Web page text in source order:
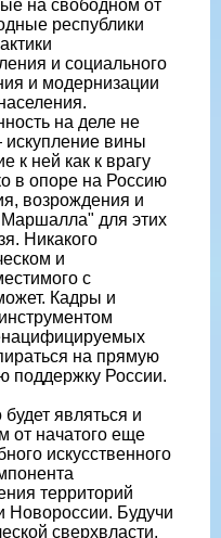
на свободном от
республики
и социального
и модернизации
на деле не
вины
к ней как к врагу
в опоре на Россию
возрождения и
Маршалла" для этих
Никакого
и
с
Кадры и
на прямую
поддержку России.
являться и
от начатого еще
искусственного
территорий
Новороссии. Будучи
сверхвласти,